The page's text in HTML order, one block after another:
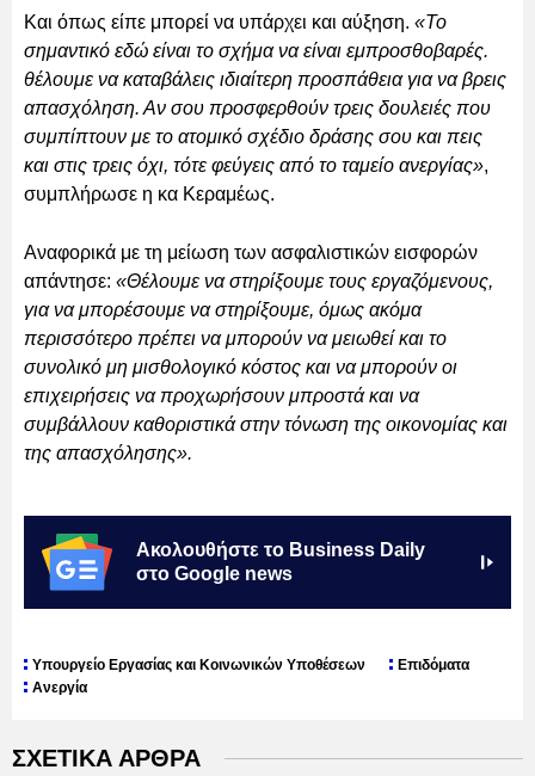
Και όπως είπε μπορεί να υπάρχει και αύξηση. «Το
σημαντικό εδώ είναι το σχήμα να είναι εμπροσθοβαρές.
θέλουμε να καταβάλεις ιδιαίτερη προσπάθεια για να βρεις
απασχόληση. Αν σου προσφερθούν τρεις δουλειές που
συμπίπτουν με το ατομικό σχέδιο δράσης σου και πεις
και στις τρεις όχι, τότε φεύγεις από το ταμείο ανεργίας»,
συμπλήρωσε η κα Κεραμέως.
Αναφορικά με τη μείωση των ασφαλιστικών εισφορών
απάντησε: «Θέλουμε να στηρίξουμε τους εργαζόμενους,
για να μπορέσουμε να στηρίξουμε, όμως ακόμα
περισσότερο πρέπει να μπορούν να μειωθεί και το
συνολικό μη μισθολογικό κόστος και να μπορούν οι
επιχειρήσεις να προχωρήσουν μπροστά και να
συμβάλλουν καθοριστικά στην τόνωση της οικονομίας και
της απασχόλησης».
Ακολουθήστε το Business Daily
στο Google news
Υπουργείο Εργασίας και Κοινωνικών Υποθέσεων
Επιδόματα
Ανεργία
ΣΧΕΤΙΚΑ ΑΡΘΡΑ